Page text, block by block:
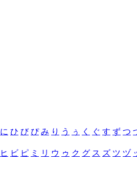
に ひ び ぴ み り う ぅ く ぐ す ず つ
ヒ ビ ピ ミ リ ウ ゥ ク グ ス ズ ツ ヅ